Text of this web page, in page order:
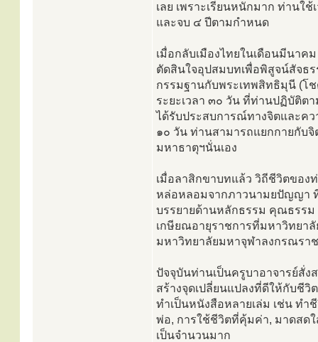
เลย เพราะเรียนหนักมาก ท่านใ
และจบ ๔ ปีตามกำหนด
เมื่อกลับเมืองไทยในเดือนมีนา
ตัดสินใจอุปสมบทเพื่อพิสูจน์สัจธ
กรรมฐานกับพระเทพสิทธิมุนี (โ
ระยะเวลา ๓๐ วัน ที่ท่านปฏิบัติต
ได้รับประสบการณ์ทางจิตและค
๑๐ วัน ท่านสามารถแยกกายกับ
มหาธาตุฯนั่นเอง
เมื่อลาสิกขาบทแล้ว วิถีชีวิตของ
หล่อหลอมจากภาวนามยปัญญา
บรรยายด้านหลักธรรม คุณธรรม
เกษียณอายุราชการที่มหาวิทยาลั
มหาวิทยาลัยมหาจุฬาลงกรณรา
ปัจจุบันท่านเป็นครูบาอาจารย์สั่ง
สร้างจุดเปลี่ยนแปลงที่ดีให้กับชี
ทำเป็นหนังสือหลายเล่ม เช่น ทำ
พ่อ, การใช้ชีวิตที่คุ้มค่า, มาดสดใ
เป็นจำนวนมาก